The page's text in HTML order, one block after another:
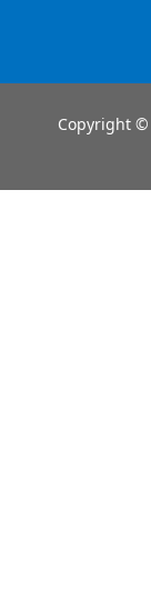
Copyright ©